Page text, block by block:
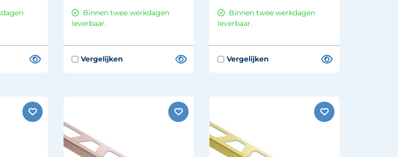
Binnen twee werkdagen
leverbaar.
Binnen twee werkdagen
leverbaar.